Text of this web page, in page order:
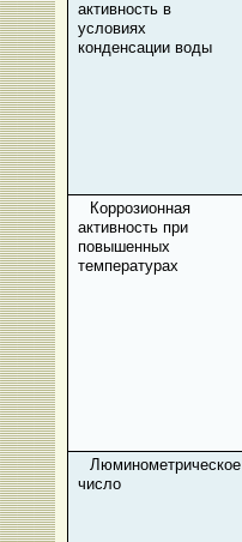
активность в
условиях
конденсации воды
Коррозионная
активность при
повышенных
температурах
Люминометрическое
число